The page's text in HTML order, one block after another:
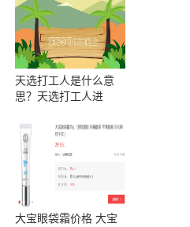
天选打工人是什么意
思？天选打工人进
大宝眼袋霜价格 大宝